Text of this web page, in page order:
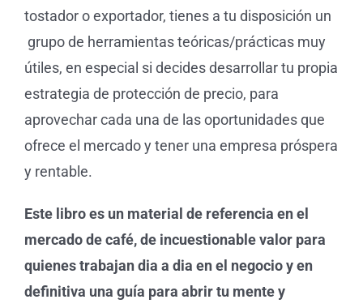
tostador o exportador, tienes a tu disposición un
grupo de herramientas teóricas/prácticas muy
útiles, en especial si decides desarrollar tu propia
estrategia de protección de precio, para
aprovechar cada una de las oportunidades que
ofrece el mercado y tener una empresa próspera
y rentable.
Este libro es un material de referencia en el
mercado de café, de incuestionable valor para
quienes trabajan dia a dia en el negocio y en
definitiva una guía para abrir tu mente y